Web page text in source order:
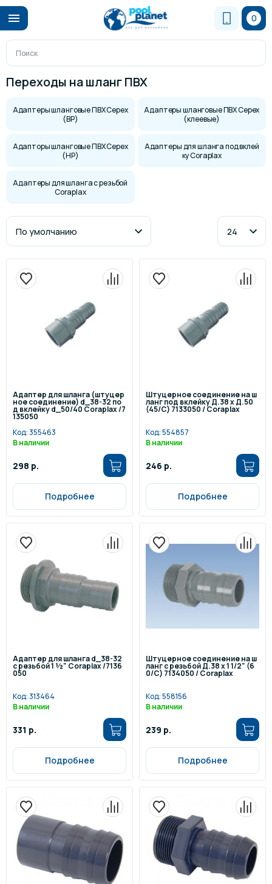
0
Переходы на шланг ПВХ
Адаптеры шланговые ПВХ Cepex
(ВР)
Адаптеры шланговые ПВХ Cepex
(клеевые)
Адапторы шланговые ПВХ Cepex
(НР)
Адаптеры для шланга под вклей
ку Coraplax
Адаптеры для шланга с резьбой
Coraplax
Адаптер для шланга (штуцер
ное соединение) d_38-32 по
д вклейку d_50/40 Coraplax /7
135050
Код:355463
В наличии
298 р.
Подробнее
Штуцерное соединение на ш
ланг под вклейку Д.38 х Д.50
(45/C) 7133050 / Coraplax
Код:554857
В наличии
246 р.
Подробнее
Адаптер для шланга d_38-32
с резьбой 1 ½" Coraplax /7136
050
Код:313464
В наличии
331 р.
Подробнее
Штуцерное соединение на ш
ланг с резьбой Д.38 х 1 1/2" (6
0/C) 7134050 / Coraplax
Код:558156
В наличии
239 р.
Подробнее